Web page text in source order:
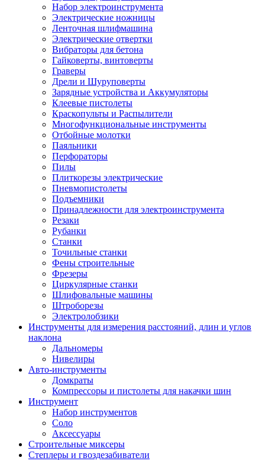
Набор электроинструмента
Электрические ножницы
Ленточная шлифмашина
Электрические отвертки
Вибраторы для бетона
Гайковерты, винтоверты
Граверы
Дрели и Шуруповерты
Зарядные устройства и Аккумуляторы
Клеевые пистолеты
Краскопульты и Распылители
Многофункциональные инструменты
Отбойные молотки
Паяльники
Перфораторы
Пилы
Плиткорезы электрические
Пневмопистолеты
Подъемники
Принадлежности для электроинструмента
Резаки
Рубанки
Станки
Точильные станки
Фены строительные
Фрезеры
Циркулярные станки
Шлифовальные машины
Штроборезы
Электролобзики
Инструменты для измерения расстояний, длин и углов
наклона
Дальномеры
Нивелиры
Авто-инструменты
Домкраты
Компрессоры и пистолеты для накачки шин
Инструмент
Набор инструментов
Соло
Аксессуары
Строительные миксеры
Степлеры и гвоздезабиватели